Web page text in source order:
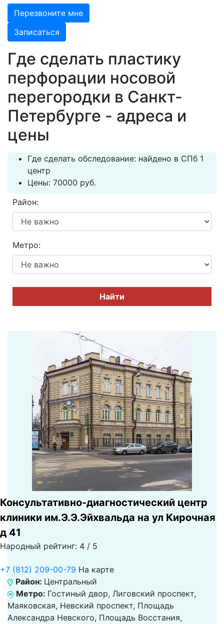
Перезвоните мне
Записаться
Где сделать пластику
перфорации носовой
перегородки в Санкт-
Петербурге - адреса и
цены
Где сделать обследование: найдено в СПб 1
центр
Цены: 70000 руб.
Район:
Метро:
Найти
Консультативно-диагностический центр
клиники им.Э.Э.Эйхвальда на ул Кирочная
д 41
Народный рейтинг: 4 / 5
+7 (812) 209-00-79 На карте
Район: Центральный
Метро: Гостиный двор, Лиговский проспект,
Маяковская, Невский проспект, Площадь
Александра Невского, Площадь Восстания,